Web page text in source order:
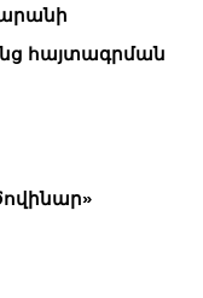
հայտագրման